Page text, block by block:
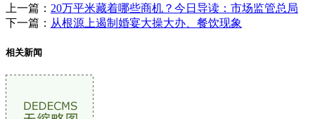
上一篇： 20万平米藏着哪些商机？今日导读：市场监管总局
下一篇： 从根源上遏制婚宴大操大办、餐饮现象
相关新闻